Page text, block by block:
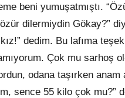
beni yumuşatmıştı.
dilermiydin Gökay?”
dedim. Bu lafıma
Çok mu sarhoş
odana taşırken anam
sence 55 kilo çok mu?”